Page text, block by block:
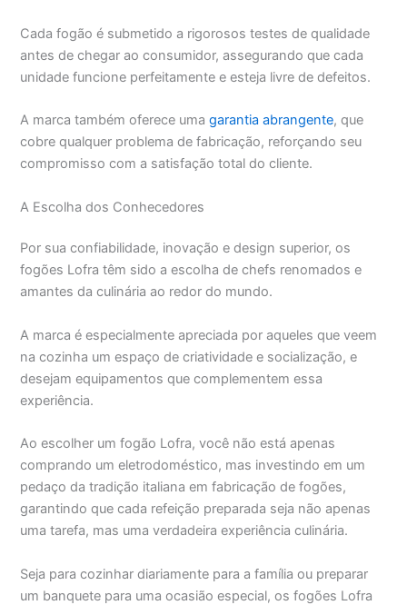
Cada fogão é submetido a rigorosos testes de qualidade
antes de chegar ao consumidor, assegurando que cada
unidade funcione perfeitamente e esteja livre de defeitos.
A marca também oferece umagarantia abrangente, que
cobre qualquer problema de fabricação, reforçando seu
compromisso com a satisfação total do cliente.
A Escolha dos Conhecedores
Por sua confiabilidade, inovação e design superior, os
fogões Lofra têm sido a escolha de chefs renomados e
amantes da culinária ao redor do mundo.
A marca é especialmente apreciada por aqueles que veem
na cozinha um espaço de criatividade e socialização, e
desejam equipamentos que complementem essa
experiência.
Ao escolher um fogão Lofra, você não está apenas
comprando um eletrodoméstico, mas investindo em um
pedaço da tradição italiana em fabricação de fogões,
garantindo que cada refeição preparada seja não apenas
uma tarefa, mas uma verdadeira experiência culinária.
Seja para cozinhar diariamente para a família ou preparar
um banquete para uma ocasião especial, os fogões Lofra